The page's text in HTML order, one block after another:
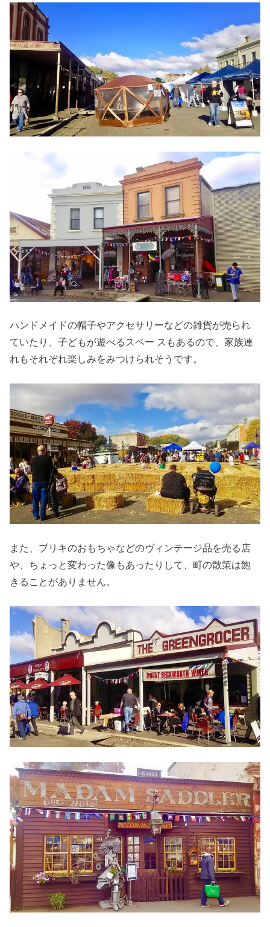
ハンドメイドの帽子やアクセサリーなどの雑貨が売られ
ていたり、子どもが遊べるスペー スもあるので、家族連
れもそれぞれ楽しみをみつけられそうです。
また、ブリキのおもちゃなどのヴィンテージ品を売る店
や、ちょっと変わった像もあったりして、町の散策は飽
きることがありません。